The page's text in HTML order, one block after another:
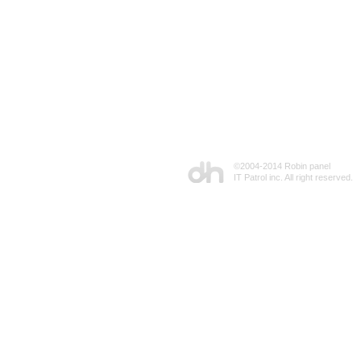
©2004-2014 Robin panel
IT Patrol inc. All right reserved.